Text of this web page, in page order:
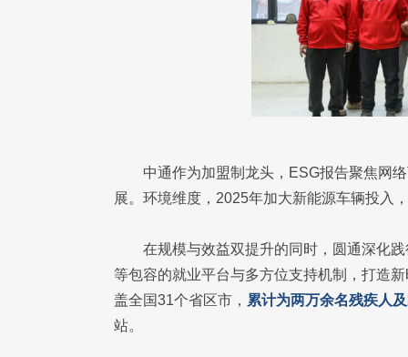
中通作为加盟制龙头，ESG报告聚焦网
展。环境维度，2025年加大新能源车辆投入
在规模与效益双提升的同时，圆通深化
等包容的就业平台与多方位支持机制，打造
盖全国31个省区市， 累计为两万余名残疾人
站。